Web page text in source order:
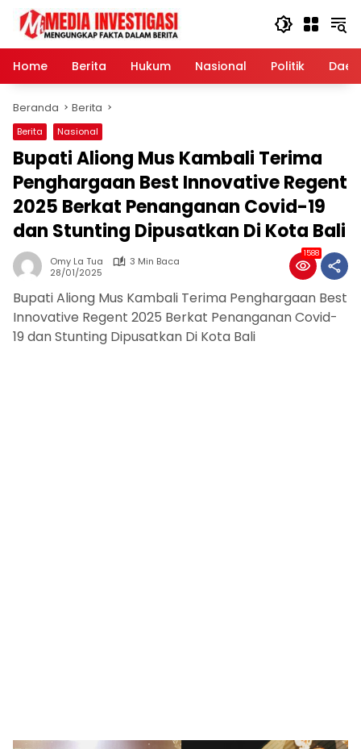
Langsung
konten
Home
Berita Hukum Nasional Politik
Beranda Berita
Berita Nasional
Bupati Aliong Mus Kambali Terima
Penghargaan Best Innovative Regent
2025 Berkat Penanganan Covid-19
dan Stunting Dipusatkan Di Kota Bali
Omy La Tua
3 Min Baca
28/01/2025
1588
Bupati Aliong Mus Kambali Terima Penghargaan Best
Innovative Regent 2025 Berkat Penanganan Covid-
19 dan Stunting Dipusatkan Di Kota Bali